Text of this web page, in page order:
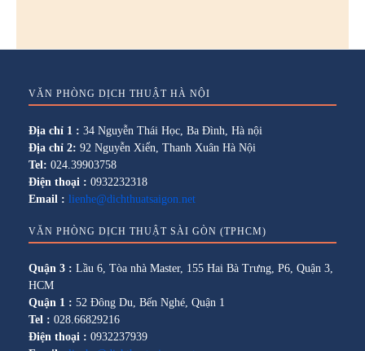
VĂN PHÒNG DỊCH THUẬT HÀ NỘI
Địa chỉ 1 : 34 Nguyễn Thái Học, Ba Đình, Hà nội
Địa chỉ 2: 92 Nguyễn Xiển, Thanh Xuân Hà Nội
Tel: 024.39903758
Điện thoại : 0932232318
Email : lienhe@dichthuatsaigon.net
VĂN PHÒNG DỊCH THUẬT SÀI GÒN (TPHCM)
Quận 3 : Lầu 6, Tòa nhà Master, 155 Hai Bà Trưng, P6, Quận 3,
HCM
Quận 1 : 52 Đông Du, Bến Nghé, Quận 1
Tel : 028.66829216
Điện thoại : 0932237939